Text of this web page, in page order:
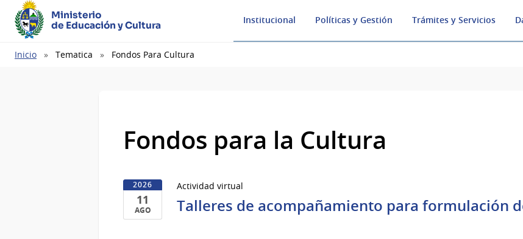
Ministerio
de Educación y Cultura
Institucional Políticas y Gestión Trámites y Servicios
Ruta
Inicio Tematica Fondos Para Cultura
Fondos para la Cultura
2026
11
AGO
Actividad virtual
Talleres de acompañamiento para formulación